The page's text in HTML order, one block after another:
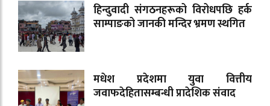
हिन्दुवादी संगठनहरूको विरोधपछि हर्क
साम्पाङको जानकी मन्दिर भ्रमण स्थगित
मधेश प्रदेशमा युवा वित्तीय
जवाफदेहितासम्बन्धी प्रादेशिक संवाद